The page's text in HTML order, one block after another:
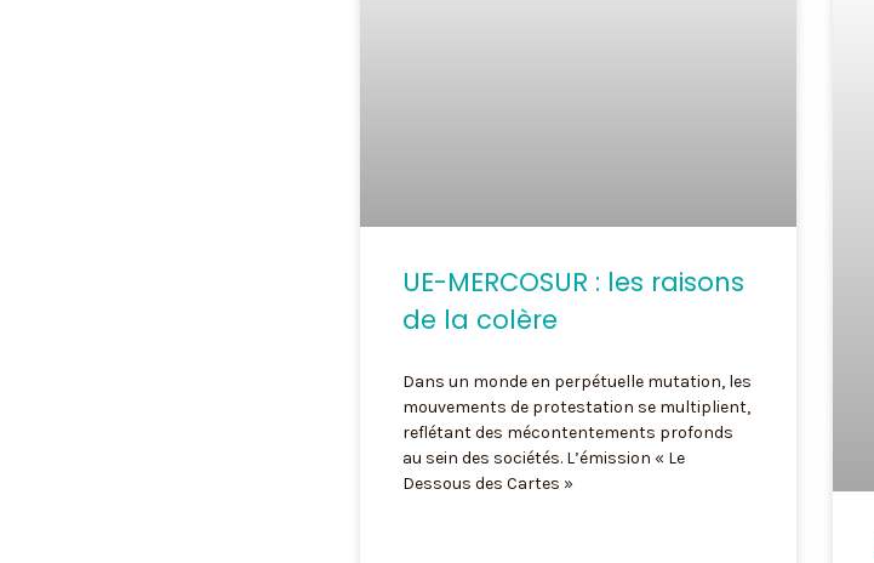
UE-MERCOSUR : les raisons
de la colère
Dans un monde en perpétuelle mutation, les
mouvements de protestation se multiplient,
reflétant des mécontentements profonds
au sein des sociétés. L’émission « Le
Dessous des Cartes »